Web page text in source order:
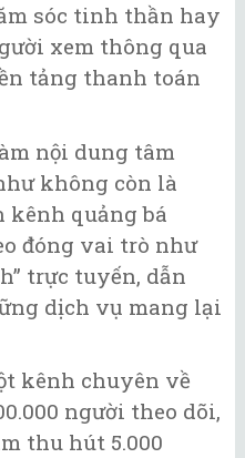
sóc tinh thần hay
xem thông qua
tảng thanh toán
nội dung tâm
không còn là
kênh quảng bá
đóng vai trò như
trực tuyến, dẫn
dịch vụ mang lại
kênh chuyên về
người theo dõi,
thu hút 5.000